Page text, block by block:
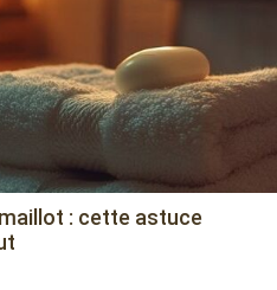
: cette astuce